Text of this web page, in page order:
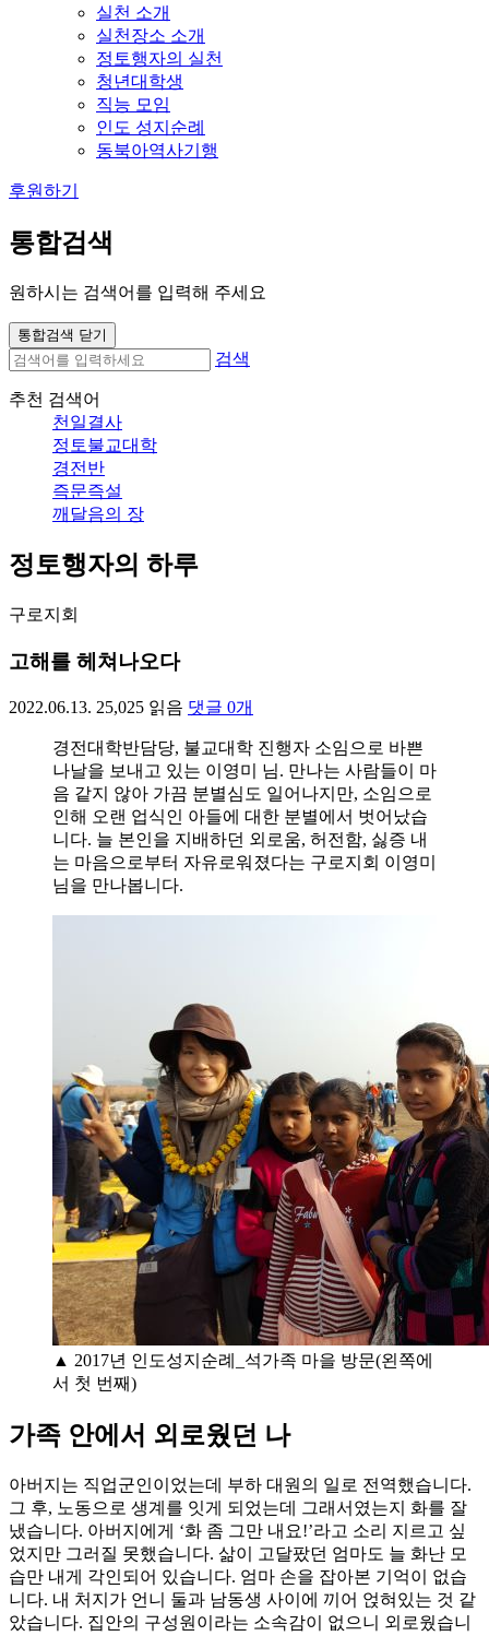
실천 소개
실천장소 소개
정토행자의 실천
청년대학생
직능 모임
인도 성지순례
동북아역사기행
후원하기
통합검색
원하시는 검색어를 입력해 주세요
통합검색 닫기
검색
추천 검색어
천일결사
정토불교대학
경전반
즉문즉설
깨달음의 장
정토행자의 하루
구로지회
고해를 헤쳐나오다
2022.06.13. 25,025 읽음 댓글 0개
경전대학반담당, 불교대학 진행자 소임으로 바쁜
나날을 보내고 있는 이영미 님. 만나는 사람들이 마
음 같지 않아 가끔 분별심도 일어나지만, 소임으로
인해 오랜 업식인 아들에 대한 분별에서 벗어났습
니다. 늘 본인을 지배하던 외로움, 허전함, 싫증 내
는 마음으로부터 자유로워졌다는 구로지회 이영미
님을 만나봅니다.
▲ 2017년 인도성지순례_석가족 마을 방문(왼쪽에
서 첫 번째)
가족 안에서 외로웠던 나
아버지는 직업군인이었는데 부하 대원의 일로 전역했습니다.
그 후, 노동으로 생계를 잇게 되었는데 그래서였는지 화를 잘
냈습니다. 아버지에게 ‘화 좀 그만 내요!’라고 소리 지르고 싶
었지만 그러질 못했습니다. 삶이 고달팠던 엄마도 늘 화난 모
습만 내게 각인되어 있습니다. 엄마 손을 잡아본 기억이 없습
니다. 내 처지가 언니 둘과 남동생 사이에 끼어 얹혀있는 것 같
았습니다. 집안의 구성원이라는 소속감이 없으니 외로웠습니